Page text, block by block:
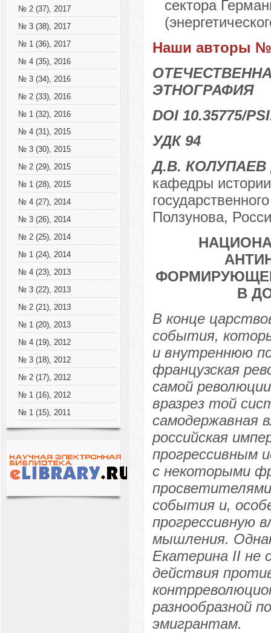
№ 2 (37), 2017
№ 3 (38), 2017
№ 1 (36), 2017
№ 4 (35), 2016
№ 3 (34), 2016
№ 2 (33), 2016
№ 1 (32), 2016
№ 4 (31), 2015
№ 3 (30), 2015
№ 2 (29), 2015
№ 1 (28), 2015
№ 4 (27), 2014
№ 3 (26), 2014
№ 2 (25), 2014
№ 1 (24), 2014
№ 4 (23), 2013
№ 3 (22), 2013
№ 2 (21), 2013
№ 1 (20), 2013
№ 4 (19), 2012
№ 3 (18), 2012
№ 2 (17), 2012
№ 1 (16), 2012
№ 1 (15), 2011
сектора
Наши авторы №
ЭТНОГРАФИЯ
DOI 10.35775/
УДК 94
Д.В. КОЛУПАЕВ
кафедры истории
Ползунова,
В
В конце
события,
и внутреннюю
французская
самой
вразрез той
самодержавная
российская
прогрессивным
с некоторыми
события и,
прогрессивную
мышления.
Екатерина II не
действия
разнообразной
эмигрантам.